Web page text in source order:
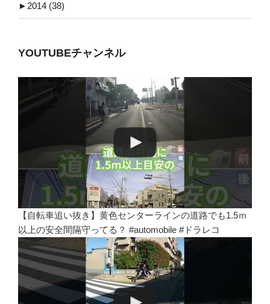
►2014 (38)
YOUTUBEチャンネル
【自転車追い抜き】黄色センターラインの道路でも1.5ｍ
以上の安全間隔守ってる？ #automobile #ドラレコ